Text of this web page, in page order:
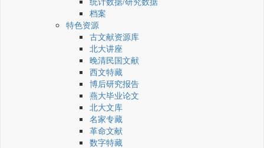
档案
特色资源
古文献资源库
北大讲座
晚清民国文献
西文特藏
博后研究报告
燕大毕业论文
北大文库
名家专藏
革命文献
数字特藏